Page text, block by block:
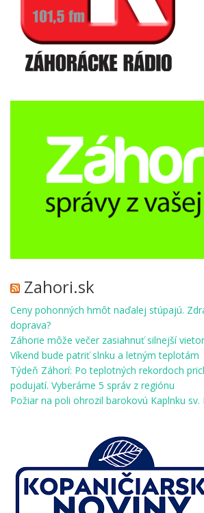
Zahori.sk
Ceny pohonných hmôt naďalej stúpajú.
doprava?
Záhorie môže večer zasiahnuť silnejší vietor
Víkend bude patriť slnku a letným teplotám
Týdeň Záhorí: Po teplotných rekordoch
podujatí. Vyberáme 5 správ z regiónu
Požiar na poli ohrozil barokovú Kaplnku sv.